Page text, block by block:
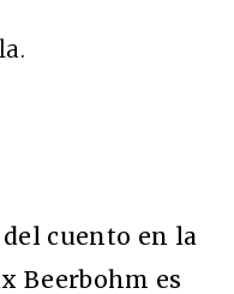
cuento en la
Beerbohm es